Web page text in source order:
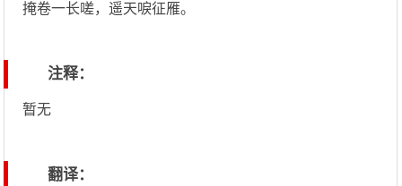
掩卷一长嗟，遥天唳征雁。
注释：
暂无
翻译：